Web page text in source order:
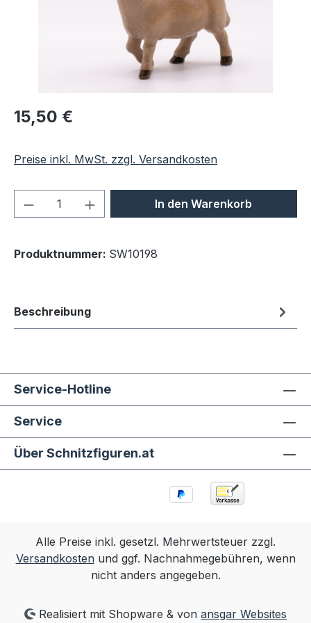
Regulärer Preis:
15,50 €
Preise inkl. MwSt. zzgl. Versandkosten
Produkt Anzahl: Gib denIn den Warenkorb
Produktnummer: SW10198
Beschreibung
Service-Hotline
Service
Über Schnitzfiguren.at
Alle Preise inkl. gesetzl. Mehrwertsteuer zzgl.
Versandkostenund ggf. Nachnahmegebühren, wenn
nicht anders angegeben.
Realisiert mit Shopware & vonansgar Websites